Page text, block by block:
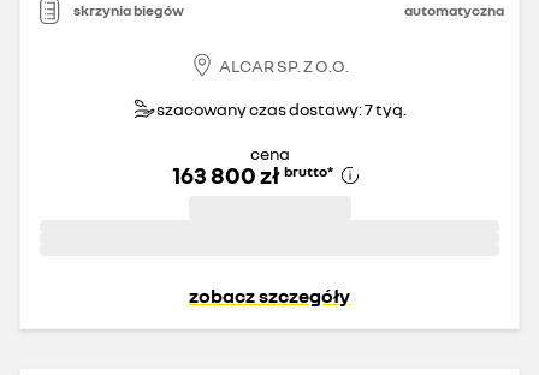
skrzynia biegów automatyczna
ALCAR SP. Z O.O.
szacowany czas dostawy: 7 tyg.
cena
163 800 zł brutto*
zobacz szczegóły